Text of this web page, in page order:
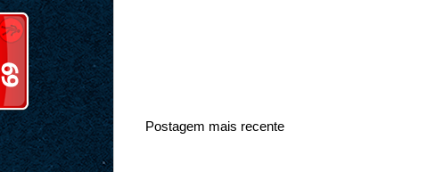
Postagem mais recente